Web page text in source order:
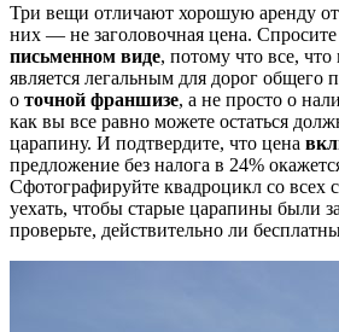
Три вещи отличают хорошую аренду
них — не заголовочная цена. Спросите
письменном виде, потому что все,
является легальным для дорог общего
о точной франшизе, а не просто о
как вы все равно можете остаться
царапину. И подтвердите, что цена
предложение без налога в 24%
Сфотографируйте квадроцикл со всех
уехать, чтобы старые царапины были
проверьте, действительно ли